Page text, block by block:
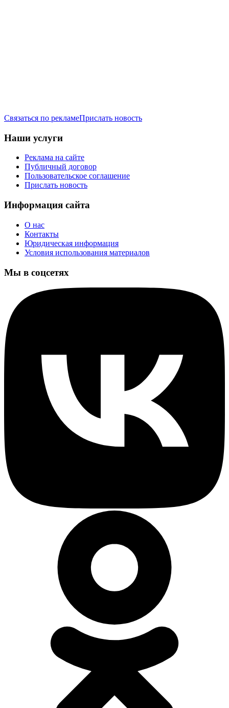
Связаться по рекламеПрислать новость
Наши услуги
Реклама на сайте
Публичный договор
Пользовательское соглашение
Прислать новость
Информация сайта
О нас
Контакты
Юридическая информация
Условия использования материалов
Мы в соцсетях